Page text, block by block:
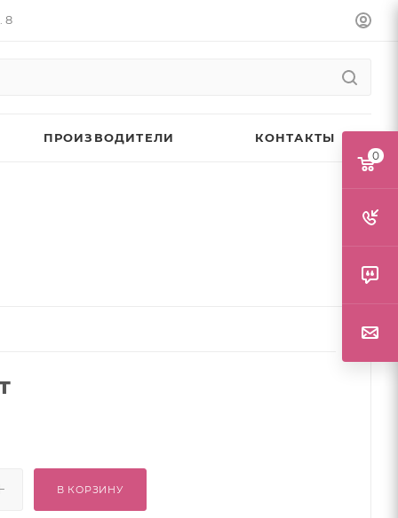
8
ПРОИЗВОДИТЕЛИ КОНТАКТЫ
В КОРЗИНУ
0